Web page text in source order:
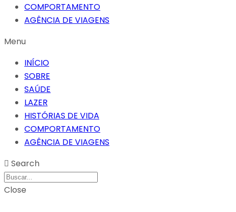
COMPORTAMENTO
AGÊNCIA DE VIAGENS
Menu
INÍCIO
SOBRE
SAÚDE
LAZER
HISTÓRIAS DE VIDA
COMPORTAMENTO
AGÊNCIA DE VIAGENS
Search
Close